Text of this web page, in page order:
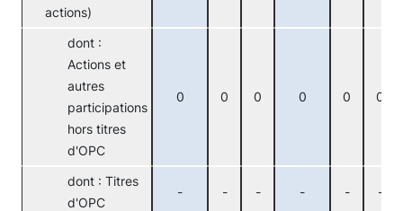
actions)
dont :
Actions et
autres
participations
hors titres
d'OPC
0 0 0 0 0 0
dont : Titres
d'OPC
- - - - - -